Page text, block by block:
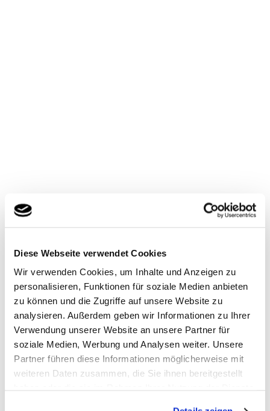
Diese Webseite verwendet Cookies
Wir verwenden Cookies, um Inhalte und Anzeigen zu
personalisieren, Funktionen für soziale Medien anbieten
zu können und die Zugriffe auf unsere Website zu
analysieren. Außerdem geben wir Informationen zu Ihrer
Verwendung unserer Website an unsere Partner für
soziale Medien, Werbung und Analysen weiter. Unsere
Partner führen diese Informationen möglicherweise mit
weiteren Daten zusammen, die Sie ihnen bereitgestellt
MS Stavangerfjord